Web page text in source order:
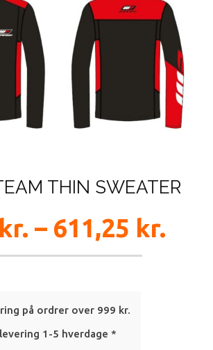
THIN SWEATER
kr. – 611,25 kr.
på ordrer over 999 kr.
1-5 hverdage *